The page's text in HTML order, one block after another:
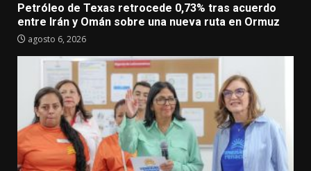
Petróleo de Texas retrocede 0,73% tras acuerdo
entre Irán y Omán sobre una nueva ruta en Ormuz
agosto 6, 2026